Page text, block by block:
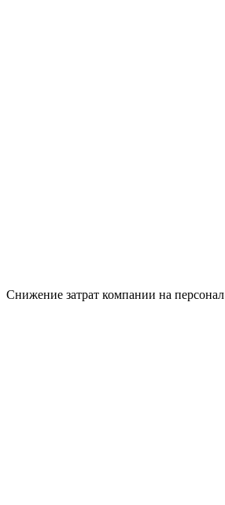
Снижение затрат компании на персонал